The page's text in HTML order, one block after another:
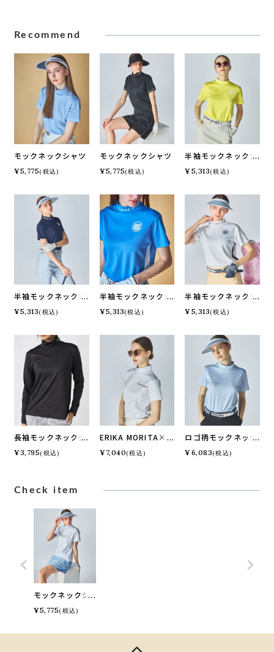
Recommend
モックネックシャツ
¥5,775(税込)
モックネックシャツ
¥5,775(税込)
半袖モックネックシ
ャツ
¥5,313(税込)
半袖モックネックシ
ャツ
¥5,313(税込)
半袖モックネックシ
ャツ
¥5,313(税込)
半袖モックネックシ
ャツ
¥5,313(税込)
長袖モックネックシ
ャツ
¥3,795(税込)
ERIKA MORITA×m
arie claire 半袖ロ
ゴ柄モックネックシ
¥7,040(税込)
ロゴ柄モックネック
シャツ
¥6,083(税込)
Check item
モックネックシ
ャツ
¥5,775(税込)